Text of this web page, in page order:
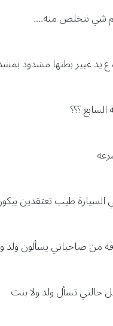
شي نتخلص منه....
يد عبير بطنها مشدود
؟؟؟
طيب تعتقدين
من صاحباتي يسألون ولد
حالتي تسأل ولد ولا بنت